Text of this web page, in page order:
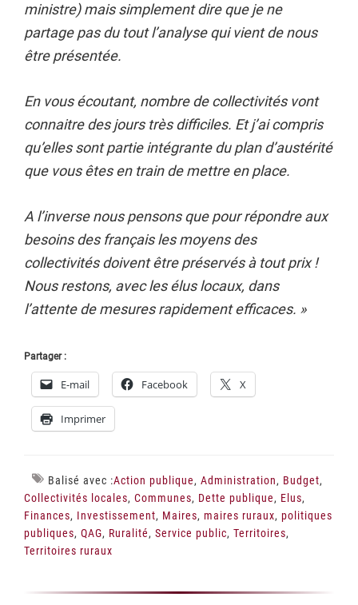
ministre) mais simplement dire que je ne
partage pas du tout l’analyse qui vient de nous
être présentée.
En vous écoutant, nombre de collectivités vont
connaitre des jours très difficiles. Et j’ai compris
qu’elles sont partie intégrante du plan d’austérité
que vous êtes en train de mettre en place.
A l’inverse nous pensons que pour répondre aux
besoins des français les moyens des
collectivités doivent être préservés à tout prix !
Nous restons, avec les élus locaux, dans
l’attente de mesures rapidement efficaces. »
Partager :
E-mail Facebook X
Imprimer
Balisé avec :Action publique, Administration, Budget,
Collectivités locales, Communes, Dette publique, Elus,
Finances, Investissement, Maires, maires ruraux, politiques
publiques, QAG, Ruralité, Service public, Territoires,
Territoires ruraux